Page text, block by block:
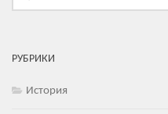
РУБРИКИ
История